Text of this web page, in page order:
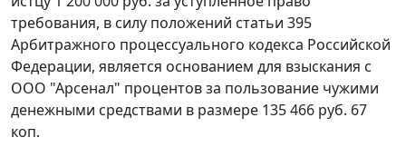
требования, в силу положений статьи 395
Арбитражного процессуального кодекса Российской
Федерации, является основанием для взыскания с
ООО "Арсенал" процентов за пользование чужими
денежными средствами в размере 135 466 руб. 67
коп.